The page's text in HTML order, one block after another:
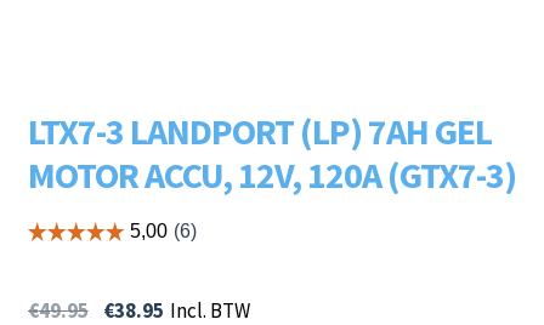
LTX7-3 LANDPORT (LP) 7AH GEL
MOTOR ACCU, 12V, 120A (GTX7-3)
€49.95 €38.95 Incl. BTW